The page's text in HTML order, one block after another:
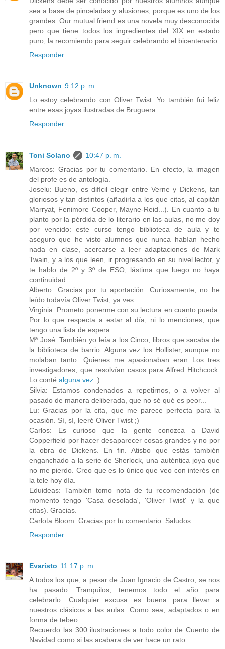
sea a base de pinceladas y alusiones, porque es uno de los
grandes. Our mutual friend es una novela muy desconocida
pero que tiene todos los ingredientes del XIX en estado
puro, la recomiendo para seguir celebrando el bicentenario
Responder
Unknown 9:12 p. m.
Lo estoy celebrando con Oliver Twist. Yo también fui feliz
entre esas joyas ilustradas de Bruguera...
Responder
Toni Solano
10:47 p. m.
Marcos: Gracias por tu comentario. En efecto, la imagen
del profe es de antología.
Joselu: Bueno, es difícil elegir entre Verne y Dickens, tan
gloriosos y tan distintos (añadiría a los que citas, al capitán
Marryat, Fenimore Cooper, Mayne-Reid...). En cuanto a tu
planto por la pérdida de lo literario en las aulas, no me doy
por vencido: este curso tengo biblioteca de aula y te
aseguro que he visto alumnos que nunca habían hecho
nada en clase, acercarse a leer adaptaciones de Mark
Twain, y a los que leen, ir progresando en su nivel lector, y
te hablo de 2º y 3º de ESO; lástima que luego no haya
continuidad...
Alberto: Gracias por tu aportación. Curiosamente, no he
leído todavía Oliver Twist, ya ves.
Virginia: Prometo ponerme con su lectura en cuanto pueda.
Por lo que respecta a estar al día, ni lo menciones, que
tengo una lista de espera...
Mª José: También yo leía a los Cinco, libros que sacaba de
la biblioteca de barrio. Alguna vez los Hollister, aunque no
molaban tanto. Quienes me apasionaban eran Los tres
investigadores, que resolvían casos para Alfred Hitchcock.
Lo conté alguna vez :)
Silvia: Estamos condenados a repetirnos, o a volver al
pasado de manera deliberada, que no sé qué es peor...
Lu: Gracias por la cita, que me parece perfecta para la
ocasión. Sí, sí, leeré Oliver Twist ;)
Carlos: Es curioso que la gente conozca a David
Copperfield por hacer desaparecer cosas grandes y no por
la obra de Dickens. En fin. Atisbo que estás también
enganchado a la serie de Sherlock, una auténtica joya que
no me pierdo. Creo que es lo único que veo con interés en
la tele hoy día.
Eduideas: También tomo nota de tu recomendación (de
momento tengo 'Casa desolada', 'Oliver Twist' y la que
citas). Gracias.
Carlota Bloom: Gracias por tu comentario. Saludos.
Responder
Evaristo 11:17 p. m.
A todos los que, a pesar de Juan Ignacio de Castro, se nos
ha pasado: Tranquilos, tenemos todo el año para
celebrarlo. Cualquier excusa es buena para llevar a
nuestros clásicos a las aulas. Como sea, adaptados o en
forma de tebeo.
Recuerdo las 300 ilustraciones a todo color de Cuento de
Navidad como si las acabara de ver hace un rato.